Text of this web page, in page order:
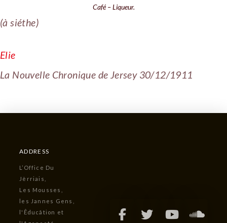
Café – Liqueur.
(à siéthe)
Elie
La Nouvelle Chronique de Jersey 30/12/1911
ADDRESS
L’Office Du
Jèrriais,
Les Mousses,
les Jannes Gens,
l'Êducâtion et